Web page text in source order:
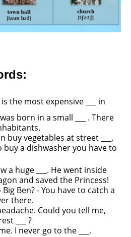
the most expensive ___ in
born in a small ___ . There
buy vegetables at street ___.
buy a dishwasher you have to
a huge ___. He went inside
and saved the Princess!
Ben? - You have to catch a
there.
Could you tell me,
___ ?
I never go to the ___.